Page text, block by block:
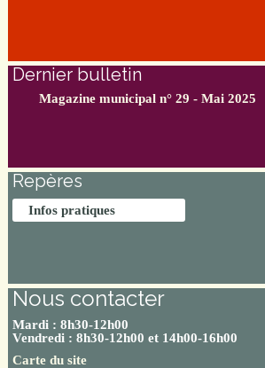
Dernier bulletin
Magazine municipal n° 29 - Mai 2025
Repères
Infos pratiques
Nous contacter
Mardi : 8h30-12h00
Vendredi : 8h30-12h00 et 14h00-16h00
Carte du site